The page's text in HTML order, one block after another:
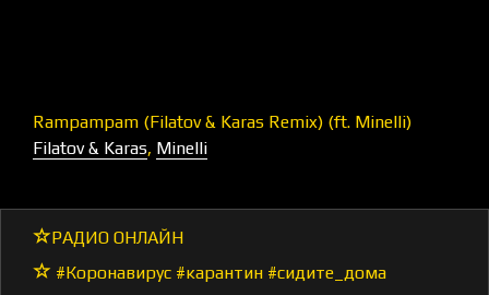
Rampampam (Filatov & Karas Remix) (ft. Minelli)
Filatov & Karas, Minelli
РАДИО ОНЛАЙН
#Коронавирус #карантин #сидите_дома